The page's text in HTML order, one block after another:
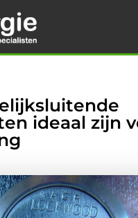
ideaal zijn